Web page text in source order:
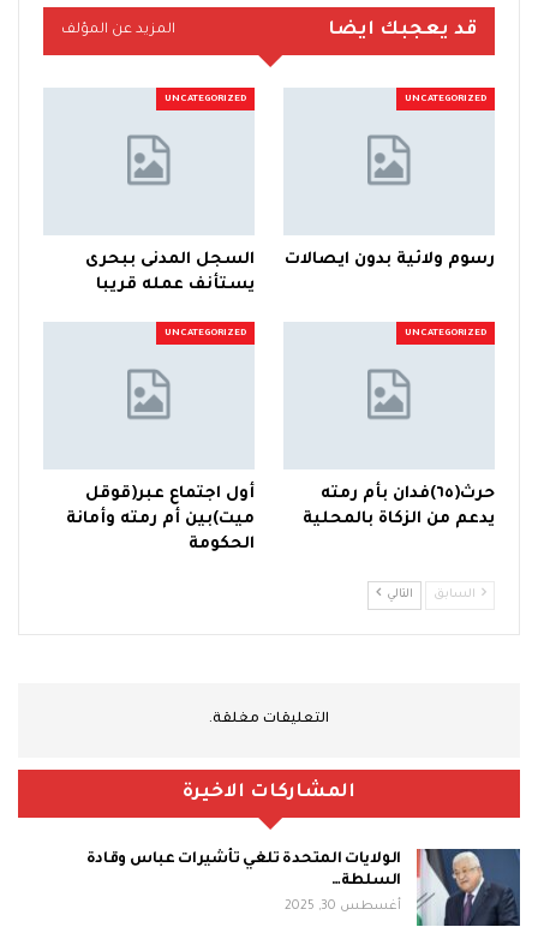
قد يعجبك ايضا المزيد عن المؤلف
UNCATEGORIZED
رسوم ولائية بدون ايصالات
UNCATEGORIZED
السجل المدنى ببحرى
يستأنف عمله قريبا
UNCATEGORIZED
حرث(٦٥)فدان بأم رمته
يدعم من الزكاة بالمحلية
UNCATEGORIZED
أول اجتماع عبر(قوقل
ميت)بين أم رمته وأمانة
الحكومة
السابق التالي
التعليقات مغلقة.
المشاركات الاخيرة
الولايات المتحدة تلغي تأشيرات عباس وقادة
السلطة…
أغسطس 30, 2025